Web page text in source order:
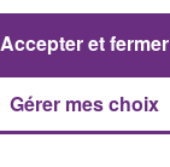
Gérer mes choix
Accepter et fermer